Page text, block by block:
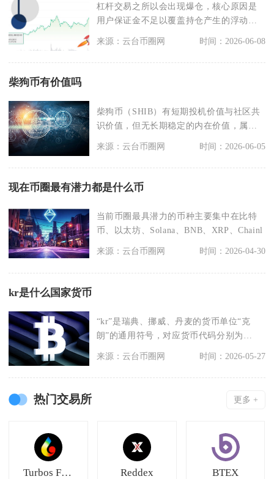
杠杆交易之所以会出现爆仓，核心原因是
用户保证金不足以覆盖持仓产生的浮动亏
来源：云台币圈网 时间：2026-06-08
柴狗币有价值吗
柴狗币（SHIB）有短期投机价值与社区共
识价值，但无长期稳定的内在价值，属于
来源：云台币圈网 时间：2026-06-05
现在币圈最有潜力都是什么币
当前币圈最具潜力的币种主要集中在比特
币、以太坊、Solana、BNB、XRP、Chainl
来源：云台币圈网 时间：2026-04-30
kr是什么国家货币
“kr”是瑞典、挪威、丹麦的货币单位“克
朗”的通用符号，对应货币代码分别为
来源：云台币圈网 时间：2026-05-27
热门交易所 更多 +
Turbos Finance Reddex BTEX